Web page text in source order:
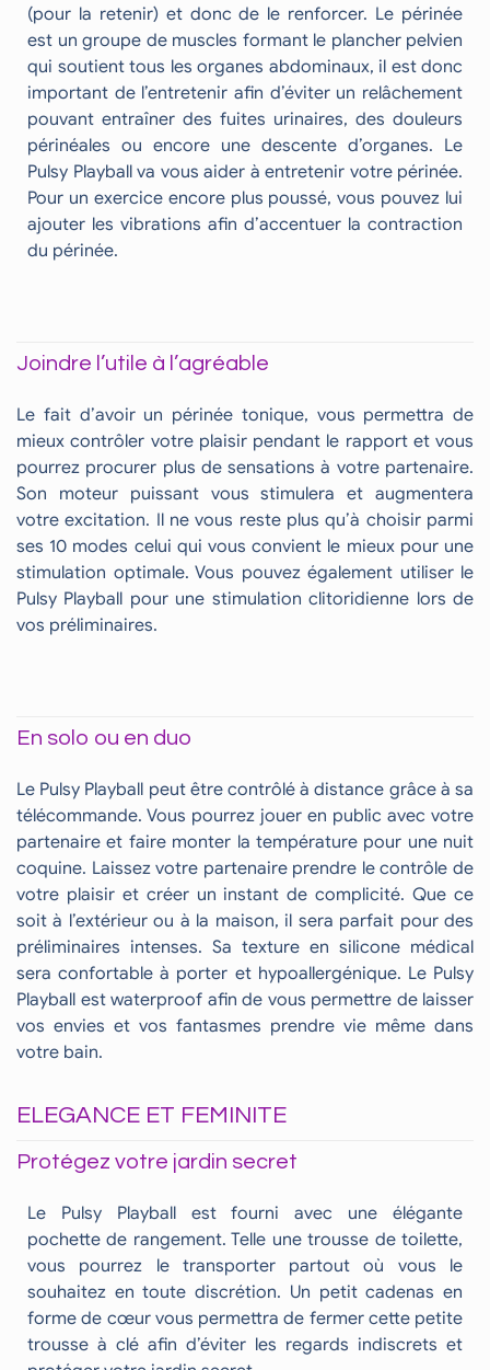
(pour la retenir) et donc de le renforcer. Le périnée
est un groupe de muscles formant le plancher pelvien
qui soutient tous les organes abdominaux, il est donc
important de l’entretenir afin d’éviter un relâchement
pouvant entraîner des fuites urinaires, des douleurs
périnéales ou encore une descente d’organes. Le
Pulsy Playball va vous aider à entretenir votre périnée.
Pour un exercice encore plus poussé, vous pouvez lui
ajouter les vibrations afin d’accentuer la contraction
du périnée.
Joindre l’utile à l’agréable
Le fait d’avoir un périnée tonique, vous permettra de
mieux contrôler votre plaisir pendant le rapport et vous
pourrez procurer plus de sensations à votre partenaire.
Son moteur puissant vous stimulera et augmentera
votre excitation. Il ne vous reste plus qu’à choisir parmi
ses 10 modes celui qui vous convient le mieux pour une
stimulation optimale. Vous pouvez également utiliser le
Pulsy Playball pour une stimulation clitoridienne lors de
vos préliminaires.
En solo ou en duo
Le Pulsy Playball peut être contrôlé à distance grâce à sa
télécommande. Vous pourrez jouer en public avec votre
partenaire et faire monter la température pour une nuit
coquine. Laissez votre partenaire prendre le contrôle de
votre plaisir et créer un instant de complicité. Que ce
soit à l’extérieur ou à la maison, il sera parfait pour des
préliminaires intenses. Sa texture en silicone médical
sera confortable à porter et hypoallergénique. Le Pulsy
Playball est waterproof afin de vous permettre de laisser
vos envies et vos fantasmes prendre vie même dans
votre bain.
ELEGANCE ET FEMINITE
Protégez votre jardin secret
Le Pulsy Playball est fourni avec une élégante
pochette de rangement. Telle une trousse de toilette,
vous pourrez le transporter partout où vous le
souhaitez en toute discrétion. Un petit cadenas en
forme de cœur vous permettra de fermer cette petite
trousse à clé afin d’éviter les regards indiscrets et